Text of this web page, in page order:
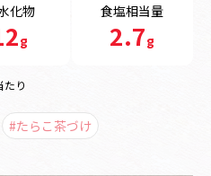
化物
g
食塩相当量
2.7g
り
#たらこ茶づけ